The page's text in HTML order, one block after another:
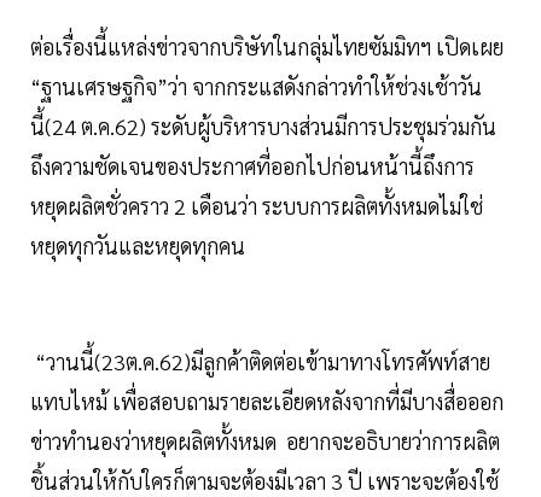
ต่อเรื่องนี้แหล่งข่าวจากบริษัทในกลุ่มไทยซัมมิทฯ เปิดเผย
“ฐานเศรษฐกิจ”ว่า จากกระแสดังกล่าวทำให้ช่วงเช้าวัน
นี้(24 ต.ค.62) ระดับผู้บริหารบางส่วนมีการประชุมร่วมกัน
ถึงความชัดเจนของประกาศที่ออกไปก่อนหน้านี้ถึงการ
หยุดผลิตชั่วคราว 2 เดือนว่า ระบบการผลิตทั้งหมดไม่ใช่
หยุดทุกวันและหยุดทุกคน
“วานนี้(23ต.ค.62)มีลูกค้าติดต่อเข้ามาทางโทรศัพท์สาย
แทบไหม้ เพื่อสอบถามรายละเอียดหลังจากที่มีบางสื่อออก
ข่าวทำนองว่าหยุดผลิตทั้งหมด อยากจะอธิบายว่าการผลิต
ชิ้นส่วนให้กับใครก็ตามจะต้องมีเวลา 3 ปี เพราะจะต้องใช้